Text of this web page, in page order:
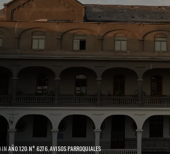
INAÑO 120 N° 6276,AVISOS PARROQUIALES